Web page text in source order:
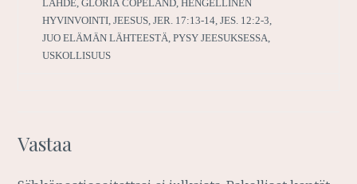
LÄHDE ,GLORIA COPELAND ,HENGELLINEN
HYVINVOINTI ,JEESUS ,JER. 17:13-14 ,JES. 12:2-3
JUO ELÄMÄN LÄHTEESTÄ ,PYSY JEESUKSESSA
USKOLLISUUS
Vastaa